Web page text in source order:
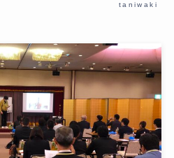
taniwaki